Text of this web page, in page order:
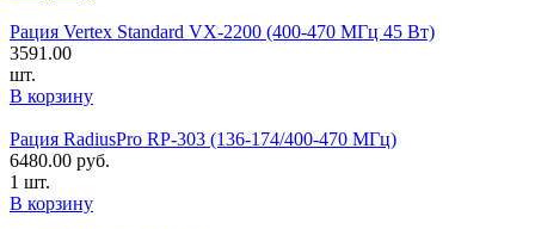
Рация Vertex Standard VX-2200 (400-470 МГц 45 Вт)
3591.00
шт.
В корзину
Рация RadiusPro RP-303 (136-174/400-470 МГц)
6480.00 руб.
1 шт.
В корзину